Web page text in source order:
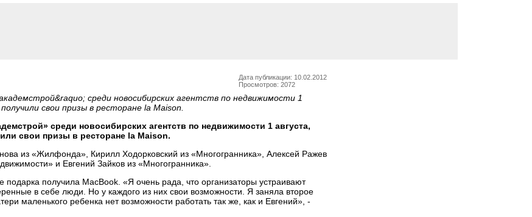
Дата публикации: 10.02.2012
Просмотров: 2072
среди новосибирских агентств по недвижимости 1
свои призы в ресторане la Maison.
среди новосибирских агентств по недвижимости 1 августа,
свои призы в ресторане la Maison.
из «Жилфонда», Кирилл Ходорковский из «Многогранника», Алексей Ражев
и Евгений Зайков из «Многогранника».
подарка получила MacBook. «Я очень рада, что организаторы устраивают
в себе люди. Но у каждого из них свои возможности. Я заняла второе
маленького ребенка нет возможности работать так же, как и Евгений», -